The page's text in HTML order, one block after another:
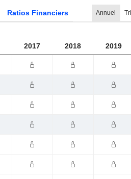
Ratios Financiers Annuel
2017 2018 2019